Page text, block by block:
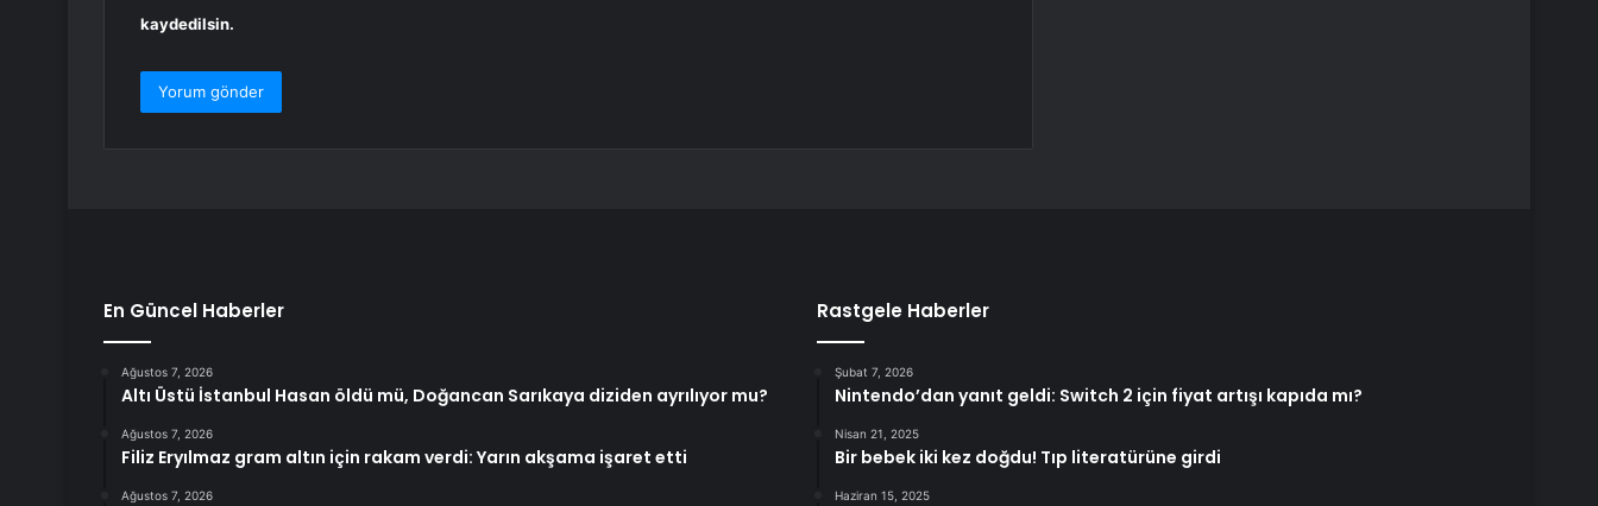
kaydedilsin.
En Güncel Haberler
Ağustos 7, 2026
Altı Üstü İstanbul Hasan öldü mü, Doğancan Sarıkaya diziden ayrılıyor mu?
Ağustos 7, 2026
Filiz Eryılmaz gram altın için rakam verdi: Yarın akşama işaret etti
Ağustos 7, 2026
Rastgele Haberler
Şubat 7, 2026
Nintendo’dan yanıt geldi: Switch 2 için fiyat artışı kapıda mı?
Nisan 21, 2025
Bir bebek iki kez doğdu! Tıp literatürüne girdi
Haziran 15, 2025